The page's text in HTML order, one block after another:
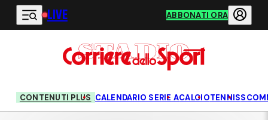
Vai al contenuto principale
LIVE ABBONATI ORA
CONTENUTI PLUS CALENDARIO SERIE ACALCIOTENNIS